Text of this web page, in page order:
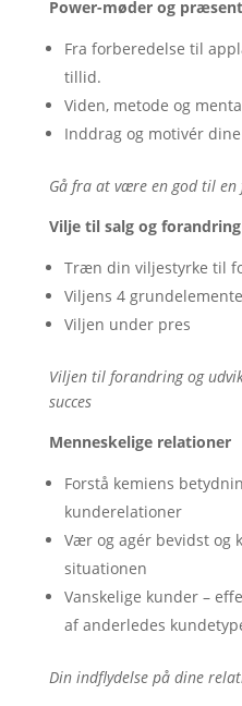
Power-møder og
Fra forberedelse til
tillid.
Viden, metode og
Inddrag og motivér
Gå fra at være en god til
Vilje til salg og forandring
Træn din viljestyrke til
Viljens 4
Viljen under pres
Viljen til forandring og
succes
Menneskelige relationer
Forstå kemiens
kunderelationer
Vær og agér bevidst og
situationen
Vanskelige kunder –
af anderledes
Din indflydelse på dine